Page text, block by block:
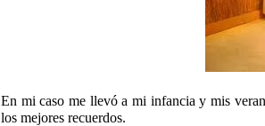
En mi caso me llevó a mi infancia y mis
los mejores recuerdos.